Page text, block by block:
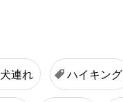
犬連れ ハイキング